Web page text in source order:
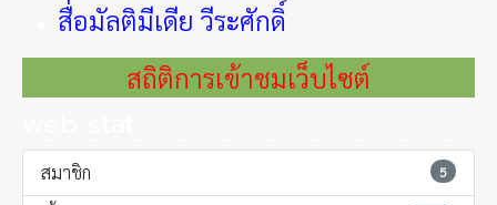
สื่อมัลติมีเดีย วีระศักดิ์
สถิติการเข้าชมเว็บไซต์
สมาชิก 5